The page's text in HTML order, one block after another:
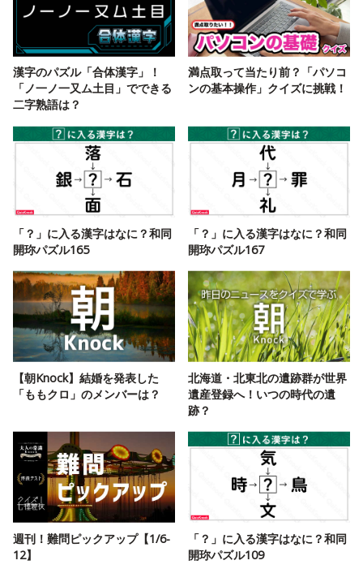
漢字のパズル「合体漢字」！
「ノ一ノ一又ム土目」でできる
二字熟語は？
満点取って当たり前？「パソコ
ンの基本操作」クイズに挑戦！
「？」に入る漢字はなに？和同
開珎パズル165
「？」に入る漢字はなに？和同
開珎パズル167
【朝Knock】結婚を発表した
「ももクロ」のメンバーは？
北海道・北東北の遺跡群が世界
遺産登録へ！いつの時代の遺
跡？
週刊！難問ピックアップ【1/6-
12】
「？」に入る漢字はなに？和同
開珎パズル109